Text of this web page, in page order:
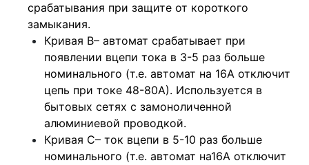
срабатывания при защите от короткого
замыкания.
Кривая B– автомат срабатывает при
появлении вцепи тока в 3-5 раз больше
номинального (т.е. автомат на 16А отключит
цепь при токе 48-80А). Используется в
бытовых сетях с замоноличенной
алюминиевой проводкой.
Кривая С– ток вцепи в 5-10 раз больше
номинального (т.е. автомат на16А отключит